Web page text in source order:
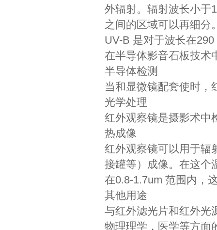
外辐射。辐射波长小于
之间的区域可以再细分
UV-B 是对于波长在
在半导体影音石板技术
半导体检测
当和显微镜配套使时，
光学处理
红外观察镜是摄影术中
热成像
红外观察镜可以用于辐
接罐等）成像。在这个
在0.8-1.7um 范围内，
其他用途
与红外滤光片和红外光
物理理学，医学等方面